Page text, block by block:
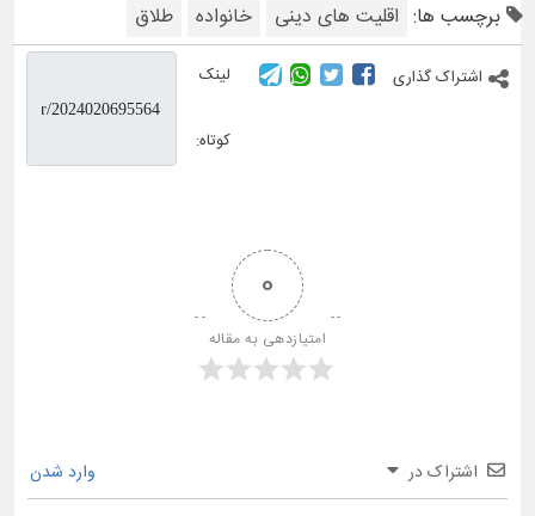
برچسب ها: اقلیت های دینی خانواده طلاق
اشتراک گذاری لینک
کوتاه:
0
امتیازدهی به مقاله
اشتراک در وارد شدن